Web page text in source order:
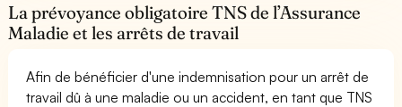
La prévoyance obligatoire TNS de l’Assurance
Maladie et les arrêts de travail
Afin de bénéficier d'une indemnisation pour un arrêt de
travail dû à une maladie ou un accident, en tant que TNS